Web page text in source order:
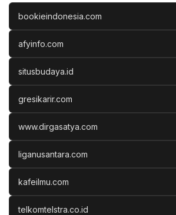
bookieindonesia.com
afyinfo.com
situsbudaya.id
gresikarir.com
www.dirgasatya.com
liganusantara.com
kafeilmu.com
telkomtelstra.co.id